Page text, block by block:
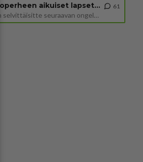
Uusioperheen aikuiset lapset tyhjentää jääkaapin käydessään
Miten selvittäisitte seuraavan ongelman, meillä on uusioperhe, minulla teini-ikäiset lapset ja puolisolla aikuiset, jotk
61